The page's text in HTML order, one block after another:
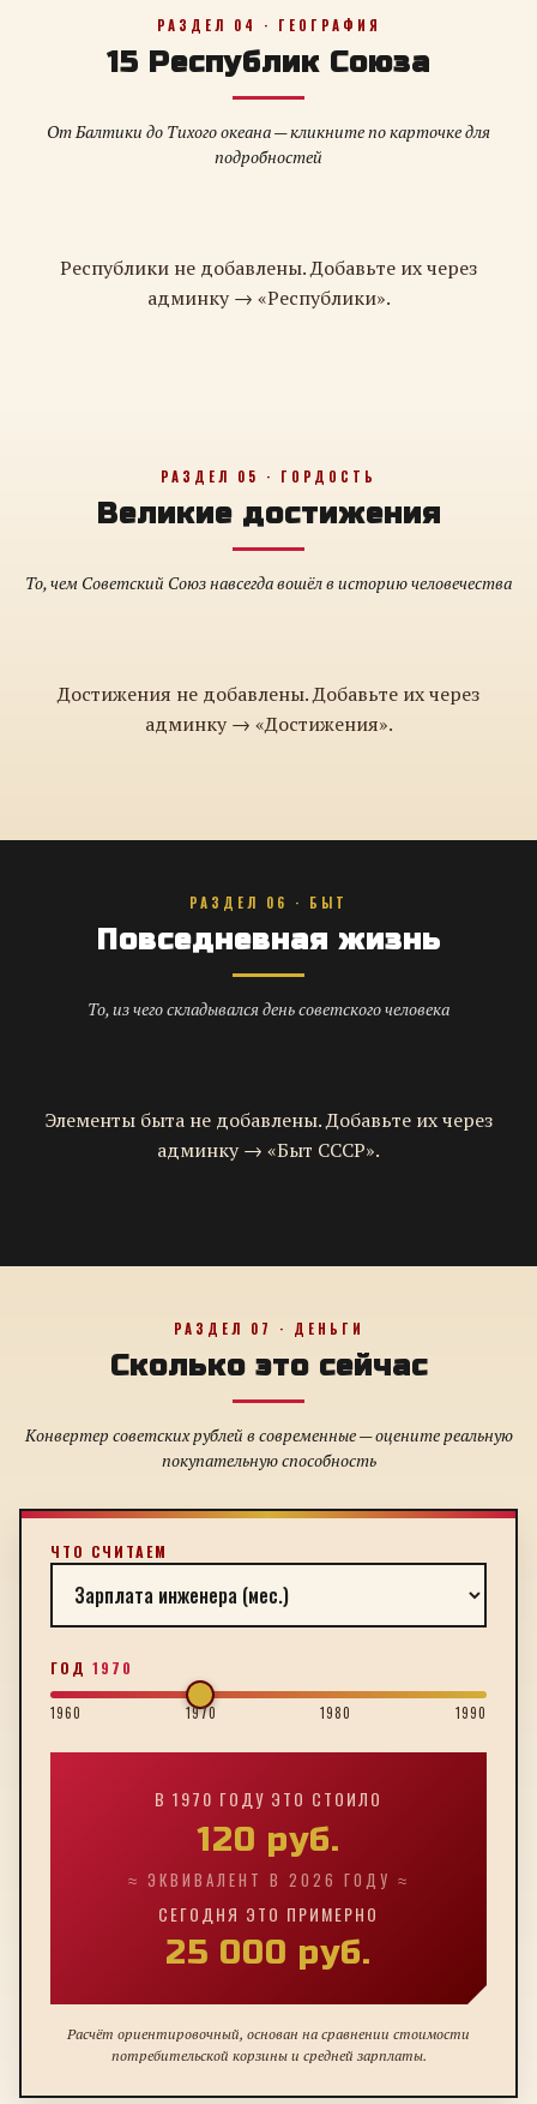
РАЗДЕЛ 04 · ГЕОГРАФИЯ
15 Республик Союза
От Балтики до Тихого океана — кликните по карточке для
подробностей
Республики не добавлены. Добавьте их через
админку → «Республики».
РАЗДЕЛ 05 · ГОРДОСТЬ
Великие достижения
То, чем Советский Союз навсегда вошёл в историю человечества
Достижения не добавлены. Добавьте их через
админку → «Достижения».
РАЗДЕЛ 06 · БЫТ
Повседневная жизнь
То, из чего складывался день советского человека
Элементы быта не добавлены. Добавьте их через
админку → «Быт СССР».
РАЗДЕЛ 07 · ДЕНЬГИ
Сколько это сейчас
Конвертер советских рублей в современные — оцените реальную
покупательную способность
ЧТО СЧИТАЕМ
ГОД 1970
1960 1970 1980 1990
В 1970 ГОДУ ЭТО СТОИЛО
120 руб.
≈ ЭКВИВАЛЕНТ В 2026 ГОДУ ≈
СЕГОДНЯ ЭТО ПРИМЕРНО
25 000 руб.
Расчёт ориентировочный, основан на сравнении стоимости
потребительской корзины и средней зарплаты.